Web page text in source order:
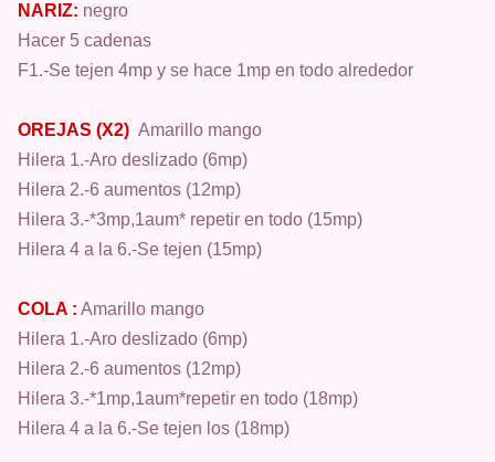
NARIZ: negro
Hacer 5 cadenas
F1.-Se tejen 4mp y se hace 1mp en todo alrededor
OREJAS (X2) Amarillo mango
Hilera 1.-Aro deslizado (6mp)
Hilera 2.-6 aumentos (12mp)
Hilera 3.-*3mp,1aum* repetir en todo (15mp)
Hilera 4 a la 6.-Se tejen (15mp)
COLA : Amarillo mango
Hilera 1.-Aro deslizado (6mp)
Hilera 2.-6 aumentos (12mp)
Hilera 3.-*1mp,1aum*repetir en todo (18mp)
Hilera 4 a la 6.-Se tejen los (18mp)